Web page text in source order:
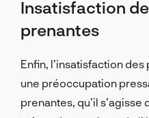
Insatisfaction
prenantes
Enfin, l’insatisfaction
une préoccupation
prenantes, qu’il s’agisse